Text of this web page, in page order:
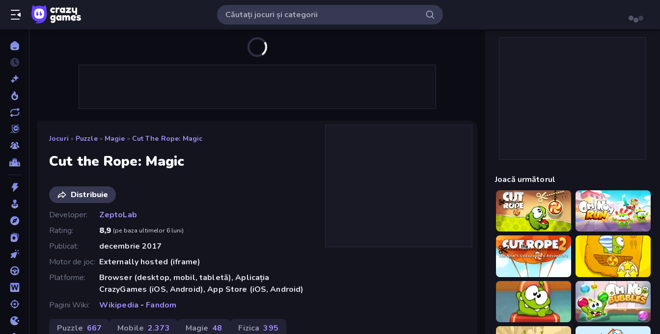
Jocuri » Puzzle » Magie » Cut The Rope: Magic
Cut the Rope: Magic
Distribuie
Developer
ZeptoLab
Rating
8,9 (pe baza ultimelor 6 luni)
Publicat
decembrie 2017
Motor de joc Externally hosted (iframe)
Platforme
Browser (desktop, mobil, tabletă), Aplicația
CrazyGames (iOS, Android), App Store (iOS, Android)
Pagini Wiki
Wikipedia - Fandom
Puzzle 667 Mobile 2.373 Magie 48 Fizica 395
Joacă următorul
Cut the Rope Om Nom: Run
Cut The Rope 2
Om Nom: Bubbles